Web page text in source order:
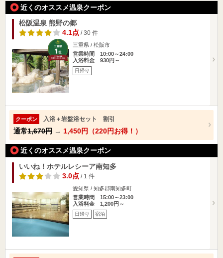
近くのオススメ温泉クーポン
松阪温泉 熊野の郷
4.1点/ 30 件
三重県 / 松阪市
営業時間 10:00～24:00
入浴料金 930円～
日帰り
クーポン 入浴＋岩盤浴セット 割引
通常1,670円 → 1,450円（220円お得！）
近くのオススメ温泉クーポン
いいね！ホテルレシーア南知多
3.0点/ 1 件
愛知県 / 知多郡南知多町
営業時間 15:00～23:00
入浴料金 1,200円～
日帰り 宿泊